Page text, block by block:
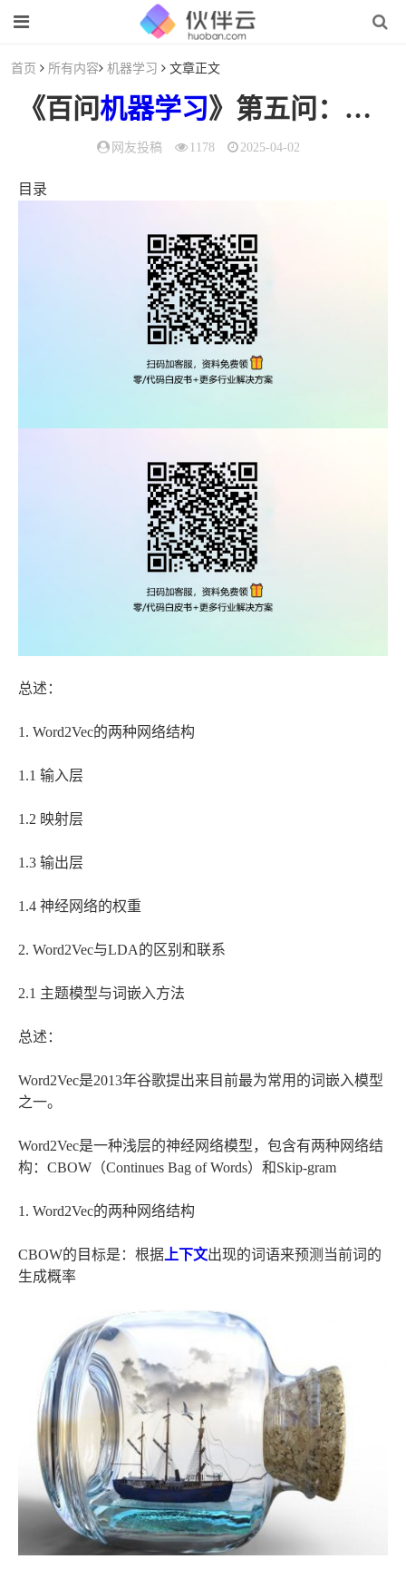
首页 所有内容 机器学习 文章正文
《百问机器学习》第五问：Word2Vec是什么？Word2Vec如何工作？Word2Vec与LDA有什么区别和联系？
网友投稿 1178 2025-04-02
目录
总述：
1. Word2Vec的两种网络结构
1.1 输入层
1.2 映射层
1.3 输出层
1.4 神经网络的权重
2. Word2Vec与LDA的区别和联系
2.1 主题模型与词嵌入方法
总述：
Word2Vec是2013年谷歌提出来目前最为常用的词嵌入模型
之一。
Word2Vec是一种浅层的神经网络模型，包含有两种网络结
构：CBOW（Continues Bag of Words）和Skip-gram
1. Word2Vec的两种网络结构
CBOW的目标是：根据 上下文出现的词语来预测当前词的
生成概率